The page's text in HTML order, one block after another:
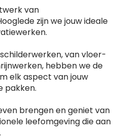
van
zijn we jouw ideale
van vloer-
hebben we de
elk aspect van jouw
pakken.
brengen en geniet van
leefomgeving die aan